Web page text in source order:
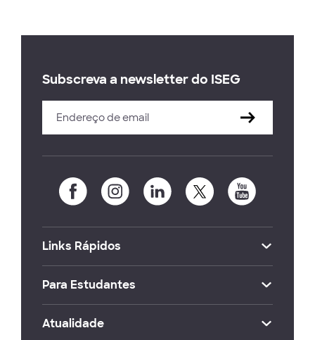
Subscreva a newsletter do ISEG
Links Rápidos
Para Estudantes
Atualidade